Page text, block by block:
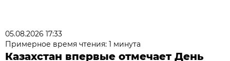
05.08.2026 17:33
Примерное время чтения: 1 минута
Казахстан впервые отмечает День